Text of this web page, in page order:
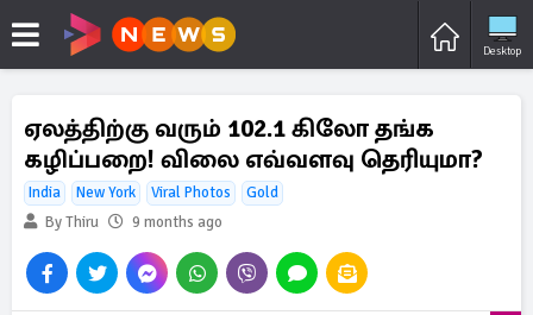
Desktop
ஏலத்திற்கு வரும் 102.1 கிலோ தங்க
கழிப்பறை! விலை எவ்வளவு தெரியுமா?
India New York Viral Photos
Gold
By Thiru
9 months ago